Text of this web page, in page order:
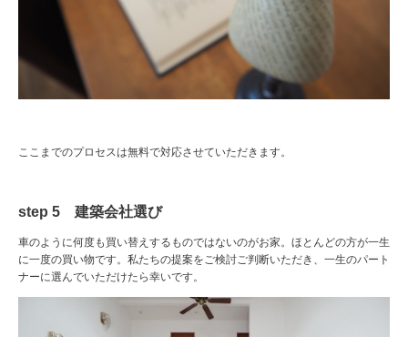
ここまでのプロセスは無料で対応させていただきます。
step 5 建築会社選び
車のように何度も買い替えするものではないのがお家。ほとんどの方が一生
に一度の買い物です。私たちの提案をご検討ご判断いただき、一生のパート
ナーに選んでいただけたら幸いです。